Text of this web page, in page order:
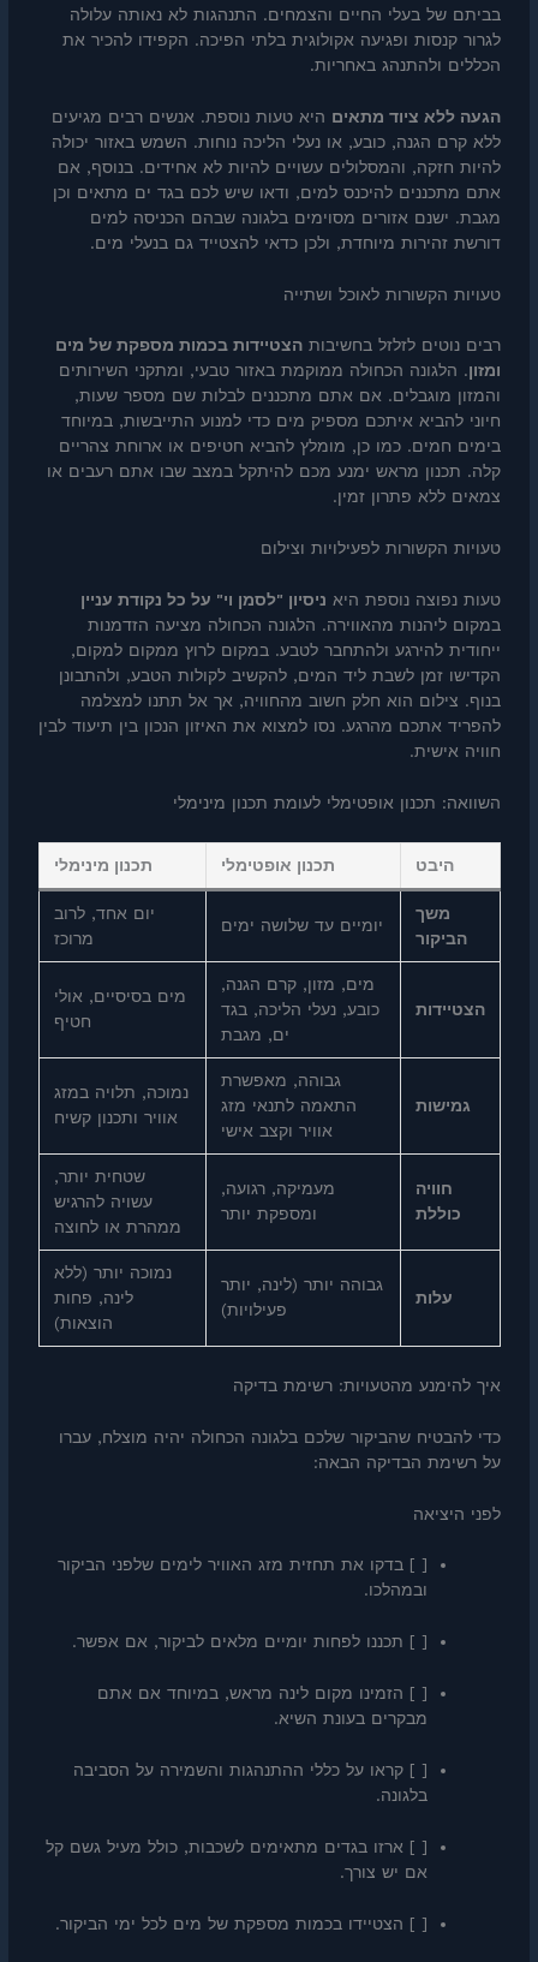
בביתם של בעלי החיים והצמחים. התנהגות לא נאותה עלולה
לגרור קנסות ופגיעה אקולוגית בלתי הפיכה. הקפידו להכיר את
הכללים ולהתנהג באחריות.
הגעה ללא ציוד מתאים היא טעות נוספת. אנשים רבים מגיעים
ללא קרם הגנה, כובע, או נעלי הליכה נוחות. השמש באזור יכולה
להיות חזקה, והמסלולים עשויים להיות לא אחידים. בנוסף, אם
אתם מתכננים להיכנס למים, ודאו שיש לכם בגד ים מתאים וכן
מגבת. ישנם אזורים מסוימים בלגונה שבהם הכניסה למים
דורשת זהירות מיוחדת, ולכן כדאי להצטייד גם בנעלי מים.
טעויות הקשורות לאוכל ושתייה
רבים נוטים לזלזל בחשיבותהצטיידות בכמות מספקת של מים
ומזון. הלגונה הכחולה ממוקמת באזור טבעי, ומתקני השירותים
והמזון מוגבלים. אם אתם מתכננים לבלות שם מספר שעות,
חיוני להביא איתכם מספיק מים כדי למנוע התייבשות, במיוחד
בימים חמים. כמו כן, מומלץ להביא חטיפים או ארוחת צהריים
קלה. תכנון מראש ימנע מכם להיתקל במצב שבו אתם רעבים או
צמאים ללא פתרון זמין.
טעויות הקשורות לפעילויות וצילום
טעות נפוצה נוספת היא ניסיון "לסמן וי" על כל נקודת עניין
במקום ליהנות מהאווירה. הלגונה הכחולה מציעה הזדמנות
ייחודית להירגע ולהתחבר לטבע. במקום לרוץ ממקום למקום,
הקדישו זמן לשבת ליד המים, להקשיב לקולות הטבע, ולהתבונן
בנוף. צילום הוא חלק חשוב מהחוויה, אך אל תתנו למצלמה
להפריד אתכם מהרגע. נסו למצוא את האיזון הנכון בין תיעוד לבין
חוויה אישית.
השוואה: תכנון אופטימלי לעומת תכנון מינימלי
היבט תכנון אופטימלי תכנון מינימלי
משך
הביקור
יומיים עד שלושה ימים
יום אחד, לרוב
מרוכז
הצטיידות
מים, מזון, קרם הגנה,
כובע, נעלי הליכה, בגד
ים, מגבת
מים בסיסיים, אולי
חטיף
גמישות
גבוהה, מאפשרת
התאמה לתנאי מזג
אוויר וקצב אישי
נמוכה, תלויה במזג
אוויר ותכנון קשיח
חוויה
כוללת
מעמיקה, רגועה,
ומספקת יותר
שטחית יותר,
עשויה להרגיש
ממהרת או לחוצה
עלות
גבוהה יותר (לינה, יותר
פעילויות)
נמוכה יותר (ללא
לינה, פחות
הוצאות)
איך להימנע מהטעויות: רשימת בדיקה
כדי להבטיח שהביקור שלכם בלגונה הכחולה יהיה מוצלח, עברו
על רשימת הבדיקה הבאה:
לפני היציאה
[ ] בדקו את תחזית מזג האוויר לימים שלפני הביקור
ובמהלכו.
[ ] תכננו לפחות יומיים מלאים לביקור, אם אפשר.
[ ] הזמינו מקום לינה מראש, במיוחד אם אתם
מבקרים בעונת השיא.
[ ] קראו על כללי ההתנהגות והשמירה על הסביבה
בלגונה.
[ ] ארזו בגדים מתאימים לשכבות, כולל מעיל גשם קל
אם יש צורך.
[ ] הצטיידו בכמות מספקת של מים לכל ימי הביקור.